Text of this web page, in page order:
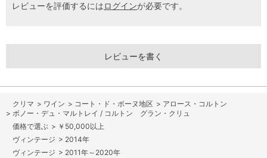
レビューを評価するにはログインが必要です。
レビューを書く
> ワイン > コート・ド・ボーヌ地区 > アロース・コルトン
> ボノー・デュ・マルトレイ / コルトン グラン・クリュ
> ￥50,000以上
> 2014年
> 2011年～2020年